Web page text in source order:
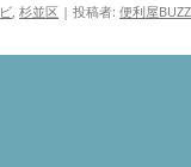
, 杉並区 | 投稿者: 便利屋BUZZ